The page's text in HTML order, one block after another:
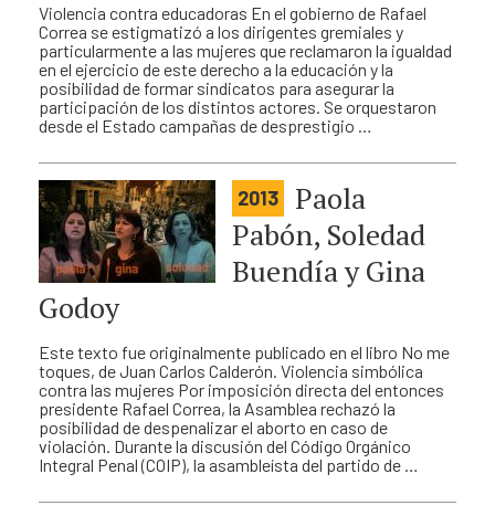
Violencia contra educadoras En el gobierno de Rafael
Correa se estigmatizó a los dirigentes gremiales y
particularmente a las mujeres que reclamaron la igualdad
en el ejercicio de este derecho a la educación y la
posibilidad de formar sindicatos para asegurar la
participación de los distintos actores. Se orquestaron
desde el Estado campañas de desprestigio …
2013
Paola
Pabón, Soledad
Buendía y Gina
Godoy
Este texto fue originalmente publicado en el libro No me
toques, de Juan Carlos Calderón. Violencia simbólica
contra las mujeres Por imposición directa del entonces
presidente Rafael Correa, la Asamblea rechazó la
posibilidad de despenalizar el aborto en caso de
violación. Durante la discusión del Código Orgánico
Integral Penal (COIP), la asambleísta del partido de …